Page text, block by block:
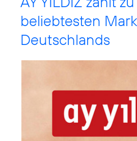
beliebtesten
Deutschlands